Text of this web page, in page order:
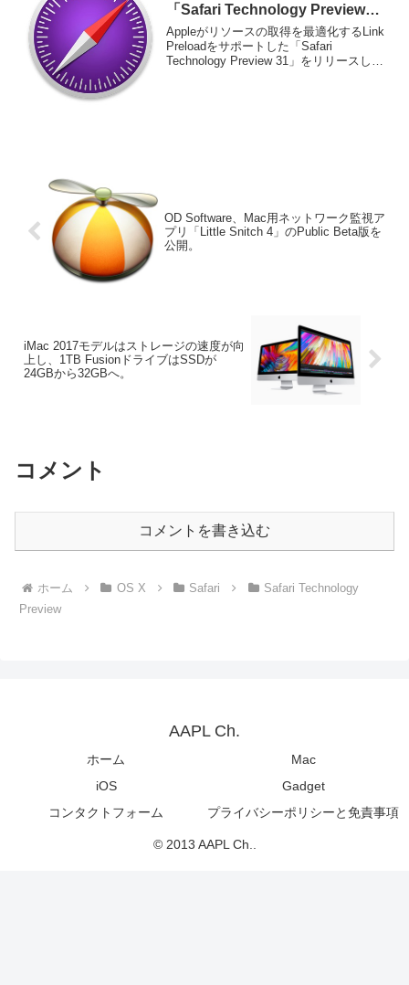
「Safari Technology Preview
31」をリリース。
Appleがリソースの取得を最適化するLink
Preloadをサポートした「Safari
Technology Preview 31」をリリースして
OD Software、Mac用ネットワーク監視ア
プリ「Little Snitch 4」のPublic Beta版を
公開。
iMac 2017モデルはストレージの速度が向
上し、1TB FusionドライブはSSDが
24GBから32GBへ。
コメント
コメントを書き込む
ホーム OS X Safari
Safari Technology
Preview
AAPL Ch.
ホーム
Mac
iOS
Gadget
コンタクトフォーム
プライバシーポリシーと免責事項
© 2013 AAPL Ch..